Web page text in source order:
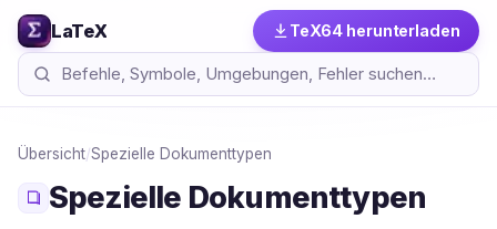
LaTeX TeX64 herunterladen
Übersicht/Spezielle Dokumenttypen
Spezielle Dokumenttypen